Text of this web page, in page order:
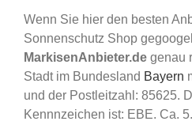
Wenn Sie hier den besten
Sonnenschutz Shop
MarkisenAnbieter.de genau
Stadt im Bundesland Bayern
und der Postleitzahl: 85625.
Kennnzeichen ist: EBE. Ca.